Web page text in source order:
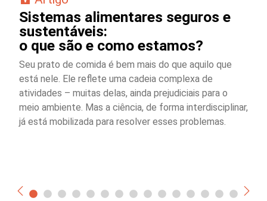
Sistemas alimentares seguros e
sustentáveis:
o que são e como estamos?
Seu prato de comida é bem mais do que aquilo que
está nele. Ele reflete uma cadeia complexa de
atividades – muitas delas, ainda prejudiciais para o
meio ambiente. Mas a ciência, de forma interdisciplinar,
já está mobilizada para resolver esses problemas.